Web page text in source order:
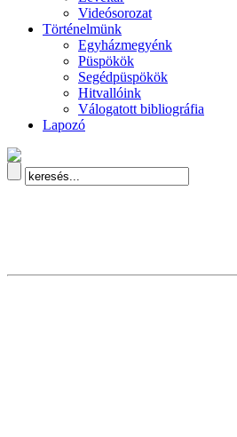
Videósorozat
Történelmünk
Egyházmegyénk
Püspökök
Segédpüspökök
Hitvallóink
Válogatott bibliográfia
Lapozó